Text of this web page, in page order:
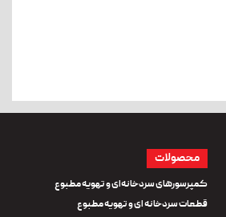
محصولات
کمپرسورهای سردخانه‌ای و تهویه مطبوع
قطعات سردخانه ای و تهویه مطبوع